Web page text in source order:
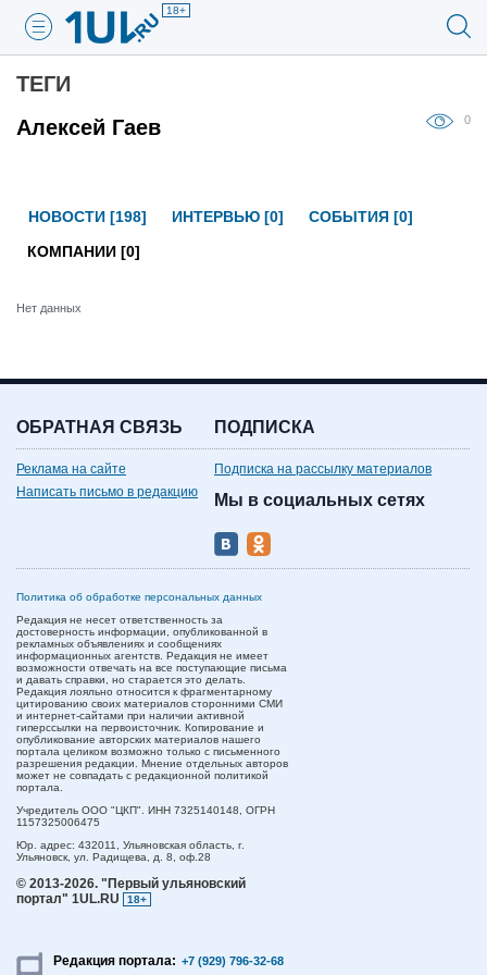
18+
ТЕГИ
Алексей Гаев
0
НОВОСТИ [198] ИНТЕРВЬЮ [0]
СОБЫТИЯ [0]
КОМПАНИИ [0]
Нет данных
ОБРАТНАЯ СВЯЗЬ
Реклама на сайте
Написать письмо в редакцию
ПОДПИСКА
Подписка на рассылку материалов
Мы в социальных сетях
Политика об обработке персональных данных
Редакция не несет ответственность за
достоверность информации, опубликованной в
рекламных объявлениях и сообщениях
информационных агентств. Редакция не имеет
возможности отвечать на все поступающие письма
и давать справки, но старается это делать.
Редакция лояльно относится к фрагментарному
цитированию своих материалов сторонними СМИ
и интернет-сайтами при наличии активной
гиперссылки на первоисточник. Копирование и
опубликование авторских материалов нашего
портала целиком возможно только с письменного
разрешения редакции. Мнение отдельных авторов
может не совпадать с редакционной политикой
портала.
Учредитель ООО "ЦКП". ИНН 7325140148, ОГРН
1157325006475
Юр. адрес: 432011, Ульяновская область, г.
Ульяновск, ул. Радищева, д. 8, оф.28
© 2013-2026. "Первый ульяновский
портал" 1UL.RU
18+
Редакция портала: +7 (929) 796-32-68